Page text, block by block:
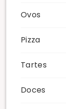
Ovos
Pizza
Tartes
Doces